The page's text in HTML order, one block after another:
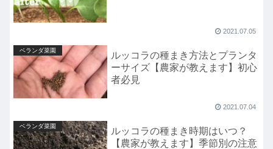
2021.07.05
ベランダ菜園
ルッコラの種まき方法とプランタ
ーサイズ【農家が教えます】初心
者必見
2021.07.04
ベランダ菜園
ルッコラの種まき時期はいつ？
【農家が教えます】季節別の注意